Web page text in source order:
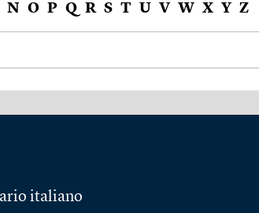
N O P Q R S T U V W X Y Z
italiano